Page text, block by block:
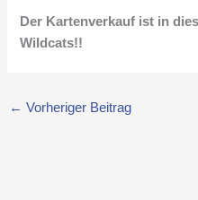
Der Kartenverkauf ist in
Wildcats!!
← Vorheriger Beitrag